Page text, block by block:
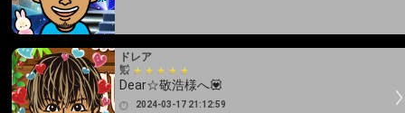
ドレア
Dear☆敬浩様へ💟
2024-03-17 21:12:59